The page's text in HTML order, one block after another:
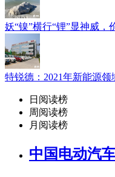
妖“镍”横行“锂”显神威，
特锐德：2021年新能源
日阅读榜
周阅读榜
月阅读榜
中国电动汽